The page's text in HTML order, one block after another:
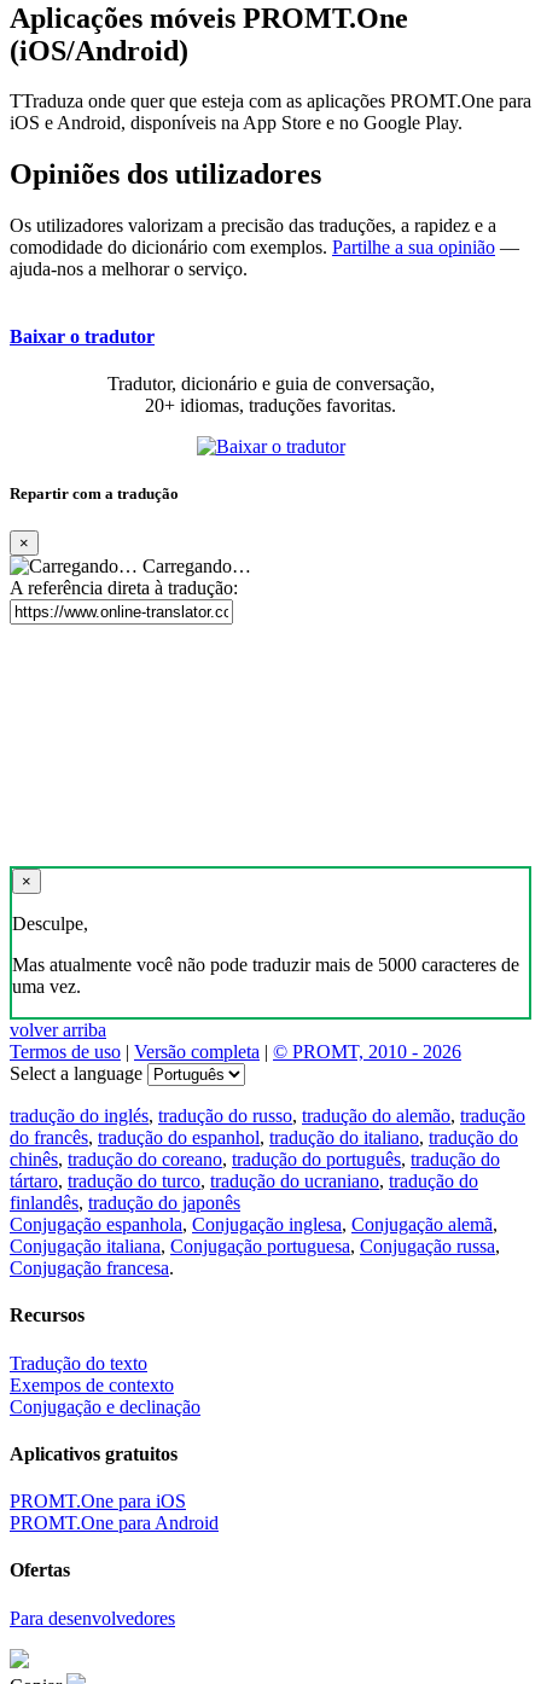
Aplicações móveis PROMT.One
(iOS/Android)
TTraduza onde quer que esteja com as aplicações PROMT.One para
iOS e Android, disponíveis na App Store e no Google Play.
Opiniões dos utilizadores
Os utilizadores valorizam a precisão das traduções, a rapidez e a
comodidade do dicionário com exemplos. Partilhe a sua opinião —
ajuda-nos a melhorar o serviço.
Baixar o tradutor
Tradutor, dicionário e guia de conversação,
20+ idiomas, traduções favoritas.
Repartir com a tradução
×
Carregando…
A referência direta à tradução:
×
Desculpe,
Mas atualmente você não pode traduzir mais de 5000 caracteres de
uma vez.
volver arriba
Termos de uso | Versão completa | © PROMT, 2010 - 2026
Select a language
tradução do inglés, tradução do russo, tradução do alemão, tradução
do francês, tradução do espanhol, tradução do italiano, tradução do
chinês, tradução do coreano, tradução do português, tradução do
tártaro, tradução do turco, tradução do ucraniano, tradução do
finlandês, tradução do japonês
Conjugação espanhola, Conjugação inglesa, Conjugação alemã,
Conjugação italiana, Conjugação portuguesa, Conjugação russa,
Conjugação francesa.
Recursos
Tradução do texto
Exempos de contexto
Conjugação e declinação
Aplicativos gratuitos
PROMT.One para iOS
PROMT.One para Android
Ofertas
Para desenvolvedores